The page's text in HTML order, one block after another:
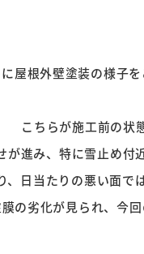
屋根外壁塗装の様子を
こちらが施工前の状
が進み、特に雪止め付
、日当たりの悪い面で
の劣化が見られ、今